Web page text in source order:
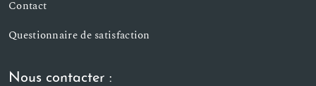
Contact
Questionnaire de satisfaction
Nous contacter :